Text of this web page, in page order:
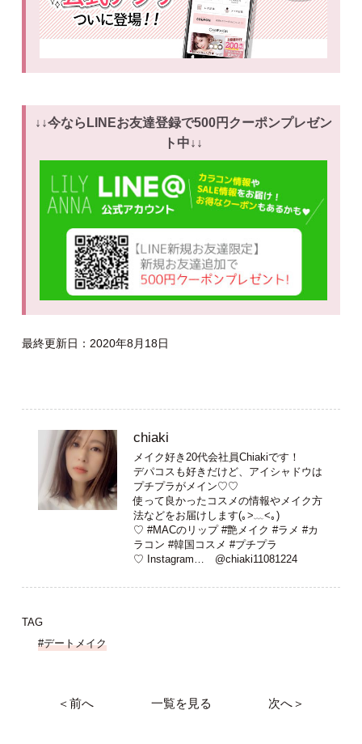
↓↓今ならLINEお友達登録で500円クーポンプレゼン
ト中↓↓
最終更新日：2020年8月18日
chiaki
メイク好き20代会社員Chiakiです！
デパコスも好きだけど、アイシャドウは
プチプラがメイン♡♡
使って良かったコスメの情報やメイク方
法などをお届けします(｡>﹏<｡)
♡ #MACのリップ #艶メイク #ラメ #カ
ラコン #韓国コスメ #プチプラ
♡ Instagram… @chiaki11081224
TAG
#デートメイク
＜前へ 一覧を見る 次へ＞